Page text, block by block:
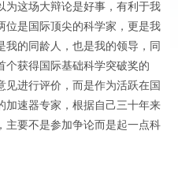
为这场大辩论是好事，有利于我
位是国际顶尖的科学家，更是我
我的同龄人，也是我的领导，同
个获得国际基础科学突破奖的
见进行评价，而是作为活跃在国
加速器专家，根据自己三十年来
主要不是参加争论而是起一点科